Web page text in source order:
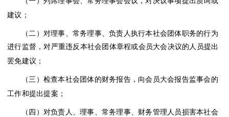
建议；
（二）对理事、常务理事、负责人执行本社会团体职务的行为
进行监督，对严重违反本社会团体章程或会员大会决议的人员提出
罢免建议；
（三）检查本社会团体的财务报告，向会员大会报告监事会的
工作和提出提案；
（四）对负责人、理事、常务理事、财务管理人员损害本社会